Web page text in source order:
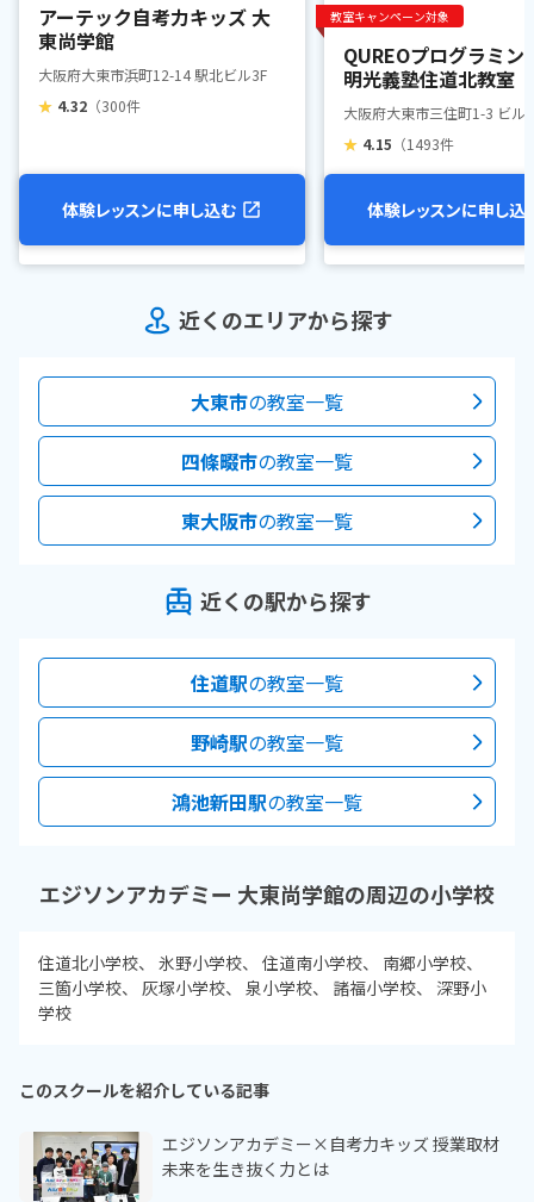
アーテック自考力キッズ 大
東尚学館
大阪府大東市浜町12-14 駅北ビル3F
★ 4.32 （300件
体験レッスンに申し込む
教室キャンペーン対象
QUREOプログラミン
明光義塾住道北教室
大阪府大東市三住町1-3 ビル
★ 4.15 （1493件
体験レッスンに申し込
近くのエリアから探す
大東市の教室一覧
四條畷市の教室一覧
東大阪市の教室一覧
近くの駅から探す
住道駅の教室一覧
野崎駅の教室一覧
鴻池新田駅の教室一覧
エジソンアカデミー 大東尚学館の周辺の小学校
住道北小学校 氷野小学校 住道南小学校
南郷小学校
三箇小学校
灰塚小学校 泉小学校 諸福小学校
深野小
学校
このスクールを紹介している記事
エジソンアカデミー×自考力キッズ 授業取材
未来を生き抜く力とは